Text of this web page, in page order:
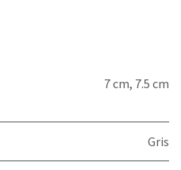
7 cm, 7.5 cm
Gris